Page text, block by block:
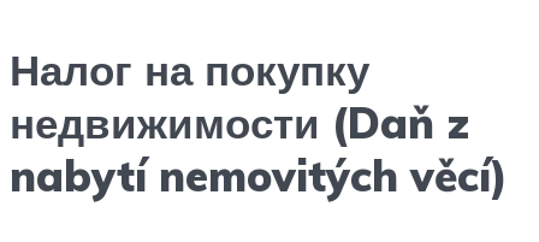
Налог на покупку
недвижимости (Daň z
nabytí nemovitých věcí)